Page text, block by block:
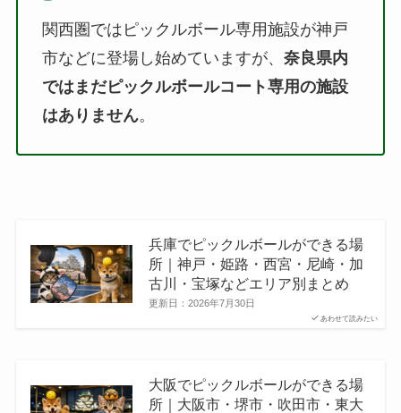
関西圏ではピックルボール専用施設が神戸
市などに登場し始めていますが、 奈良県内
ではまだピックルボールコート専用の施設
はありません。
あわせて読みたい
兵庫でピックルボールができる場
所｜神戸・姫路・西宮・尼崎・加
古川・宝塚などエリア別まとめ
更新日： 2026年7月30日
大阪でピックルボールができる場
所｜大阪市・堺市・吹田市・東大